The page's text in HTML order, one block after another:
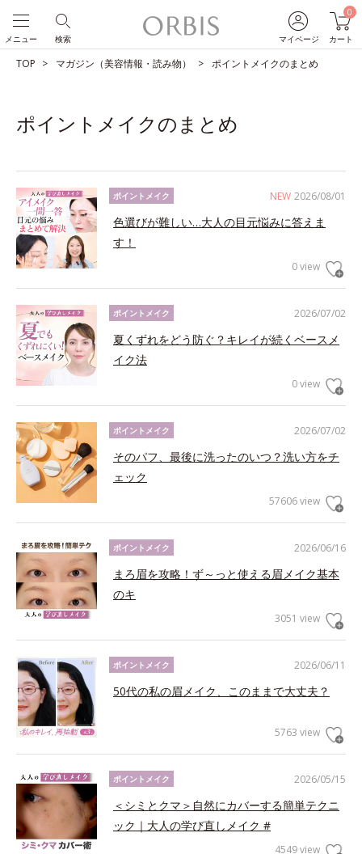
マイページ
0
カート
検索
メニュー
TOP マガジン（美容情報・読み物） ポイントメイクのまとめ
ポイントメイクのまとめ
NEW 2026/08/01
ポイントメイク
色選びが難しい…大人の目元悩みに答えま
す！
0 view
2026/07/02
ポイントメイク
夏くずれをどう防ぐ？キレイが続くベースメ
イク法
0 view
2026/07/02
ポイントメイク
そのパフ、最後に洗ったのいつ？洗い方をチ
ェック
57606 view
2026/06/16
ポイントメイク
まろ眉を攻略！ず～っと使える眉メイク基本
のキ
3051 view
2026/06/11
ポイントメイク
50代の私の眉メイク、このままで大丈夫？
5763 view
2026/05/15
ポイントメイク
＜シミとクマ＞自然にカバーする簡単テクニ
ック｜大人の学び直しメイク #
4549 view